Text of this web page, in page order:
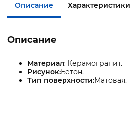
Описание Характеристики
Описание
Материал: Керамогранит.
Рисунок:Бетон.
Тип поверхности:Матовая.